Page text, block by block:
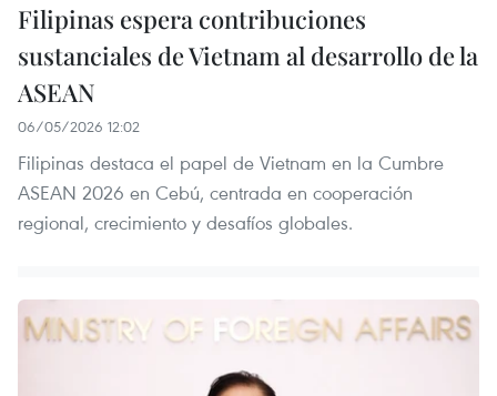
Filipinas espera contribuciones
sustanciales de Vietnam al desarrollo de la
ASEAN
06/05/2026 12:02
Filipinas destaca el papel de Vietnam en la Cumbre
ASEAN 2026 en Cebú, centrada en cooperación
regional, crecimiento y desafíos globales.